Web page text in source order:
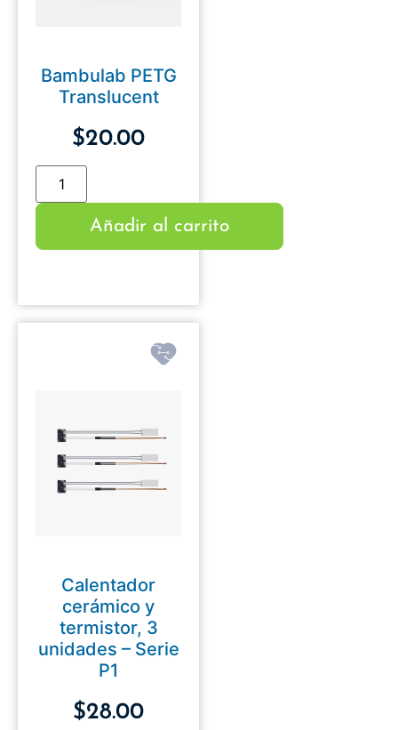
Bambulab PETG
Translucent
$20.00
Añadir al carrito
Calentador
cerámico y
termistor, 3
unidades – Serie
P1
$28.00